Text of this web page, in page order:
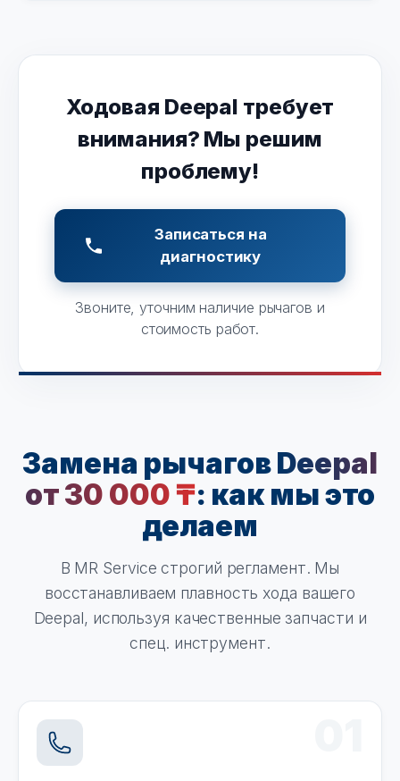
Ходовая Deepal требует
внимания? Мы решим
проблему!
Записаться на
диагностику
Звоните, уточним наличие рычагов и
стоимость работ.
Замена рычаговDeepal
от 30 000 ₸: как мы это
делаем
В MR Service строгий регламент. Мы
восстанавливаем плавность хода вашего
Deepal, используя качественные запчасти и
спец. инструмент.